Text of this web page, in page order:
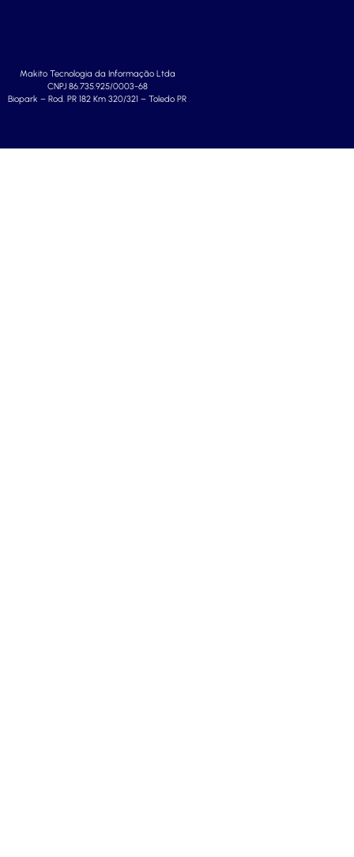
Makito Tecnologia da Informação Ltda
CNPJ 86.735.925/0003-68
Biopark – Rod. PR 182 Km 320/321 – Toledo PR